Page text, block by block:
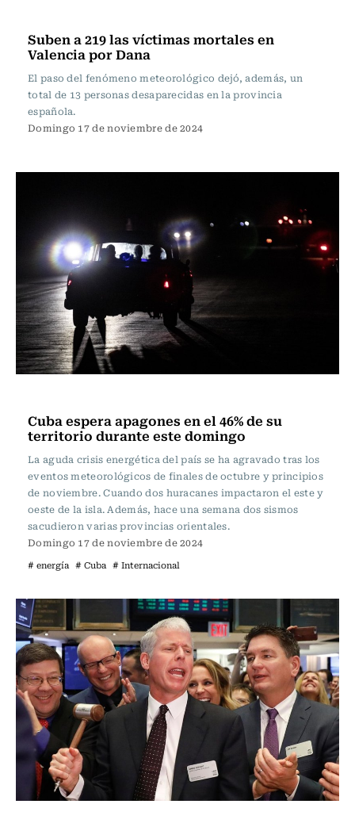
Suben a 219 las víctimas mortales en
Valencia por Dana
El paso del fenómeno meteorológico dejó, además, un
total de 13 personas desaparecidas en la provincia
española.
Domingo 17 de noviembre de 2024
Cuba espera apagones en el 46% de su
territorio durante este domingo
La aguda crisis energética del país se ha agravado tras los
eventos meteorológicos de finales de octubre y principios
de noviembre. Cuando dos huracanes impactaron el este y
oeste de la isla. Además, hace una semana dos sismos
sacudieron varias provincias orientales.
Domingo 17 de noviembre de 2024
# energía # Cuba # Internacional